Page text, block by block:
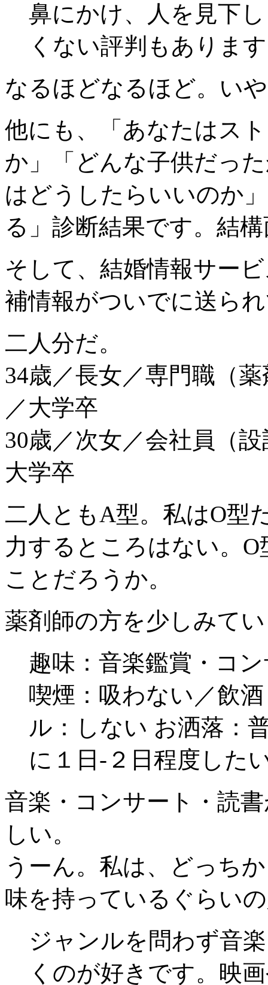
鼻にかけ、人を見下
くない評判もありま
なるほどなるほど。い
他にも、「あなたはス
か」「どんな子供だっ
はどうしたらいいのか
る」診断結果です。結
そして、結婚情報サー
補情報がついでに送ら
二人分だ。
34歳／長女／専門職（
／大学卒
30歳／次女／会社員（
大学卒
二人ともA型。私はO型
力するところはない。
ことだろうか。
薬剤師の方を少しみて
趣味：音楽鑑賞・コ
喫煙：吸わない／飲
ル：しない お洒落：
に１日-２日程度した
音楽・コンサート・読
しい。
うーん。私は、どっち
味を持っているぐらい
ジャンルを問わず音
くのが好きです。映